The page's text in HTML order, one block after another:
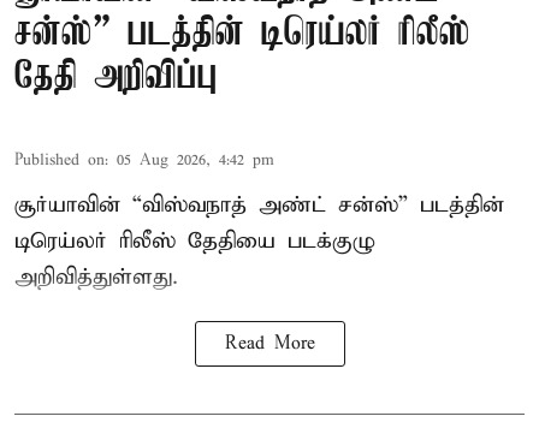
சன்ஸ்” படத்தின் டிரெய்லர் ரிலீஸ்
தேதி அறிவிப்பு
Published on: 05 Aug 2026, 4:42 pm
சூர்யாவின் “விஸ்வநாத் அண்ட் சன்ஸ்” படத்தின்
டிரெய்லர் ரிலீஸ் தேதியை படக்குழு
அறிவித்துள்ளது.
Read More